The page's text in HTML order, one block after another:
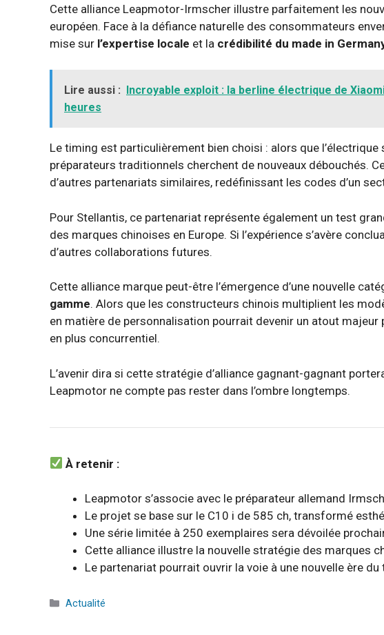
Cette alliance Leapmotor-Irmscher illustre parfaitement les
européen. Face à la défiance naturelle des consommateurs
mise sur l’expertise locale et la crédibilité du made in
Lire aussi : Incroyable exploit : la berline électrique de
heures
Le timing est particulièrement bien choisi : alors que l’électrique
préparateurs traditionnels cherchent de nouveaux débouchés.
d’autres partenariats similaires, redéfinissant les codes d’un
Pour Stellantis, ce partenariat représente également un test
des marques chinoises en Europe. Si l’expérience s’avère
d’autres collaborations futures.
Cette alliance marque peut-être l’émergence d’une nouvelle
gamme. Alors que les constructeurs chinois multiplient les
en matière de personnalisation pourrait devenir un atout
en plus concurrentiel.
L’avenir dira si cette stratégie d’alliance gagnant-gagnant
Leapmotor ne compte pas rester dans l’ombre longtemps.
À retenir :
Leapmotor s’associe avec le préparateur allemand
Le projet se base sur le C10 i de 585 ch, transformé
Une série limitée à 250 exemplaires sera dévoilée
Cette alliance illustre la nouvelle stratégie des marques
Le partenariat pourrait ouvrir la voie à une nouvelle ère
Catégories
Actualité